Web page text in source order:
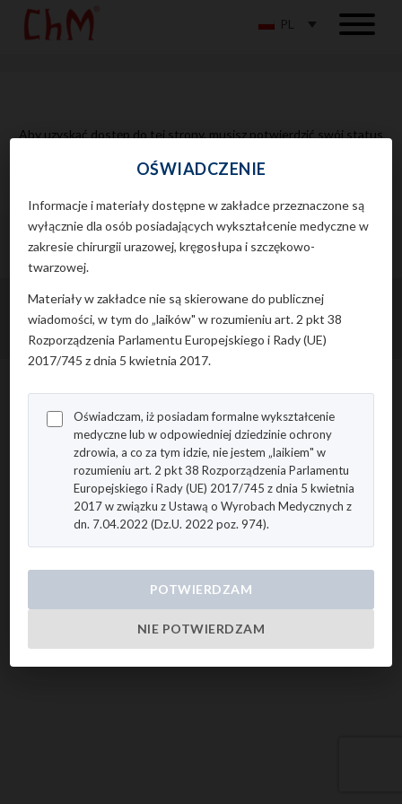
PL
Aby uzyskać dostęp do tej strony, musisz potwierdzić swój status
© Copyright 2026 ChM sp. z o.o.. Wszelkie prawa zastrzeżone.
Polityka prywatności|Polityka cookies
Projekt i realizacja: Agencja Reklamowa 4E
OŚWIADCZENIE
Informacje i materiały dostępne w zakładce przeznaczone są
wyłącznie dla osób posiadających wykształcenie medyczne w
zakresie chirurgii urazowej, kręgosłupa i szczękowo-
twarzowej.
Materiały w zakładce nie są skierowane do publicznej
wiadomości, w tym do „laików" w rozumieniu art. 2 pkt 38
Rozporządzenia Parlamentu Europejskiego i Rady (UE)
2017/745 z dnia 5 kwietnia 2017.
Oświadczam, iż posiadam formalne wykształcenie
medyczne lub w odpowiedniej dziedzinie ochrony
zdrowia, a co za tym idzie, nie jestem „laikiem" w
rozumieniu art. 2 pkt 38 Rozporządzenia Parlamentu
Europejskiego i Rady (UE) 2017/745 z dnia 5 kwietnia
2017 w związku z Ustawą o Wyrobach Medycznych z
dn. 7.04.2022 (Dz.U. 2022 poz. 974).
POTWIERDZAM
NIE POTWIERDZAM